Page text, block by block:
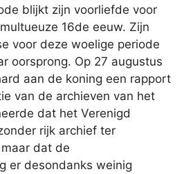
blijkt zijn voorliefde voor
16de eeuw. Zijn
voor deze woelige periode
oorsprong. Op 27 augustus
aan de koning een rapport
van de archieven van het
dat het Verenigd
rijk archief ter
dat de
er desondanks weinig